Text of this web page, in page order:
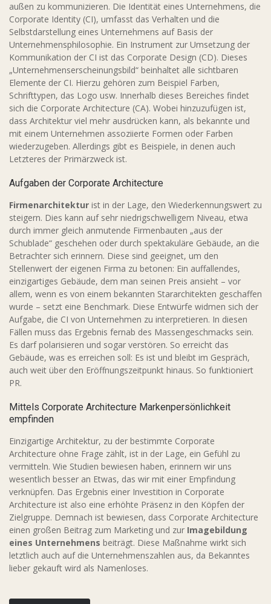
außen zu kommunizieren. Die Identität eines Unternehmens, die
Corporate Identity (CI), umfasst das Verhalten und die
Selbstdarstellung eines Unternehmens auf Basis der
Unternehmensphilosophie. Ein Instrument zur Umsetzung der
Kommunikation der CI ist das Corporate Design (CD). Dieses
„Unternehmenserscheinungsbild“ beinhaltet alle sichtbaren
Elemente der CI. Hierzu gehören zum Beispiel Farben,
Schrifttypen, das Logo usw. Innerhalb dieses Bereiches findet
sich die Corporate Architecture (CA). Wobei hinzuzufügen ist,
dass Architektur viel mehr ausdrücken kann, als bekannte und
mit einem Unternehmen assoziierte Formen oder Farben
wiederzugeben. Allerdings gibt es Beispiele, in denen auch
Letzteres der Primärzweck ist.
Aufgaben der Corporate Architecture
Firmenarchitektur ist in der Lage, den Wiederkennungswert zu
steigern. Dies kann auf sehr niedrigschwelligem Niveau, etwa
durch immer gleich anmutende Firmenbauten „aus der
Schublade“ geschehen oder durch spektakuläre Gebäude, an die
Betrachter sich erinnern. Diese sind geeignet, um den
Stellenwert der eigenen Firma zu betonen: Ein auffallendes,
einzigartiges Gebäude, dem man seinen Preis ansieht – vor
allem, wenn es von einem bekannten Stararchitekten geschaffen
wurde – setzt eine Benchmark. Diese Entwürfe widmen sich der
Aufgabe, die CI von Unternehmen zu interpretieren. In diesen
Fällen muss das Ergebnis fernab des Massengeschmacks sein.
Es darf polarisieren und sogar verstören. So erreicht das
Gebäude, was es erreichen soll: Es ist und bleibt im Gespräch,
auch weit über den Eröffnungszeitpunkt hinaus. So funktioniert
PR.
Mittels Corporate Architecture Markenpersönlichkeit
empfinden
Einzigartige Architektur, zu der bestimmte Corporate
Architecture ohne Frage zählt, ist in der Lage, ein Gefühl zu
vermitteln. Wie Studien bewiesen haben, erinnern wir uns
wesentlich besser an Etwas, das wir mit einer Empfindung
verknüpfen. Das Ergebnis einer Investition in Corporate
Architecture ist also eine erhöhte Präsenz in den Köpfen der
Zielgruppe. Demnach ist bewiesen, dass Corporate Architecture
einen großen Beitrag zum Marketing und zur Imagebildung
eines Unternehmens beiträgt. Diese Maßnahme wirkt sich
letztlich auch auf die Unternehmenszahlen aus, da Bekanntes
lieber gekauft wird als Namenloses.